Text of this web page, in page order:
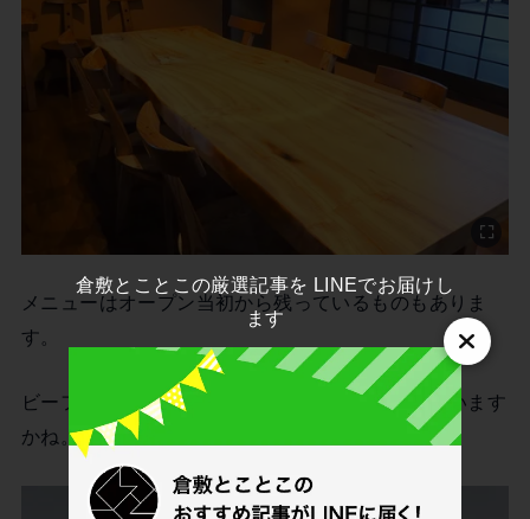
メニューはオープン当初から残っているものもありま
す。
ビーフシチューやカレー、ハヤシライスが残っています
かね。
倉敷とことこの厳選記事を LINEでお届けし
ます